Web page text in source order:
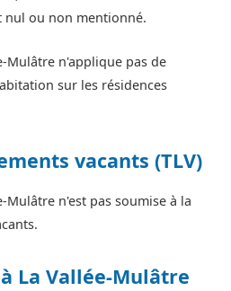
nul ou non mentionné.
Mulâtre n'applique pas de
sur les résidences
vacants (TLV)
Mulâtre n'est pas soumise à la
La Vallée-Mulâtre